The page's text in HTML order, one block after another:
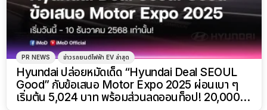
PR NEWS ข่าวรถยนต์ไฟฟ้า EV ล่าสุด
Hyundai ปล่อยหมัดเด็ด “Hyundai Deal SEOUL
Good” กับข้อเสนอ Motor Expo 2025 ผ่อนเบา ๆ
เริ่มต้น 5,024 บาท พร้อมส่วนลดออนท็อป! 20,000